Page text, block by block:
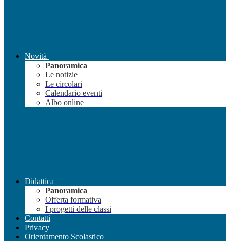
Novità
Panoramica
Le notizie
Le circolari
Calendario eventi
Albo online
Didattica
Panoramica
Offerta formativa
I progetti delle classi
Contatti
Privacy
Orientamento Scolastico